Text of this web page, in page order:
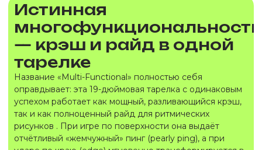
Истинная
многофункциональность
— крэш и райд в одной
тарелке
Название «Multi-Functional» полностью себя
оправдывает: эта 19-дюймовая тарелка с одинаковым
успехом работает как мощный, разливающийся крэш,
так и как полноценный райд для ритмических
рисунков . При игре по поверхности она выдаёт
отчётливый «жемчужный» пинг (pearly ping), а при